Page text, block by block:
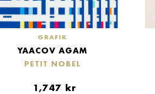
GRAFIK
YAACOV AGAM
PETIT NOBEL
1,747 kr